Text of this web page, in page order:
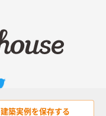
建築実例を保存する